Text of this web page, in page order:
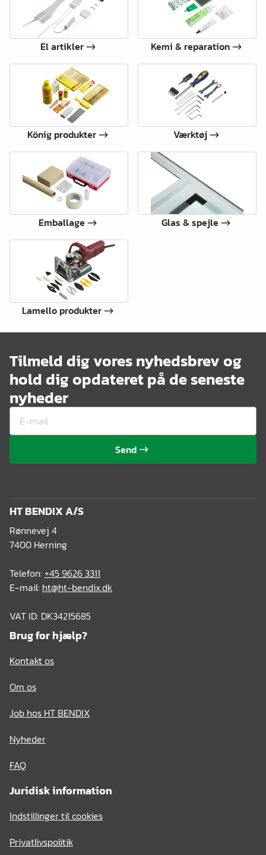
El artikler Kemi & reparation
König produkter Værktøj
Emballage Glas & spejle
Lamello produkter
Tilmeld dig vores nyhedsbrev og
hold dig opdateret på de seneste
nyheder
Send
HT BENDIX A/S
Rønnevej 4
7400 Herning
Telefon: +45 9626 3311
E-mail: ht@ht-bendix.dk
VAT ID: DK34215685
Brug for hjælp?
Kontakt os
Om os
Job hos HT BENDIX
Nyheder
FAQ
Juridisk information
Indstillinger til cookies
Privatlivspolitik